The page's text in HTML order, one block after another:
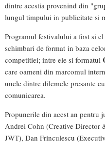
dintre acestia provenind din
lungul timpului in publicitate si
Programul festivalului a fost si el
schimbari de format in baza
competitiei; intre ele si formatul
care oameni din marcomul
unele dintre dilemele presante
comunicarea.
Propunerile din acest an pentru
Andrei Cohn (Creative Director
JWT), Dan Frinculescu